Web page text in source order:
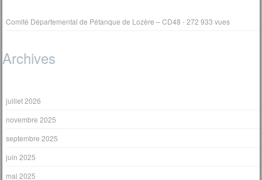
Comité Départemental de Pétanque de Lozère – CD48 - 272 933 vues
Archives
juillet 2026
novembre 2025
septembre 2025
juin 2025
mai 2025